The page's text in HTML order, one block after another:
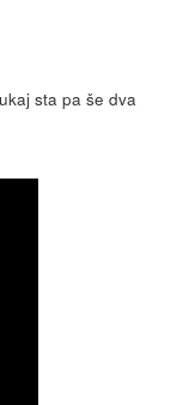
sta pa še dva